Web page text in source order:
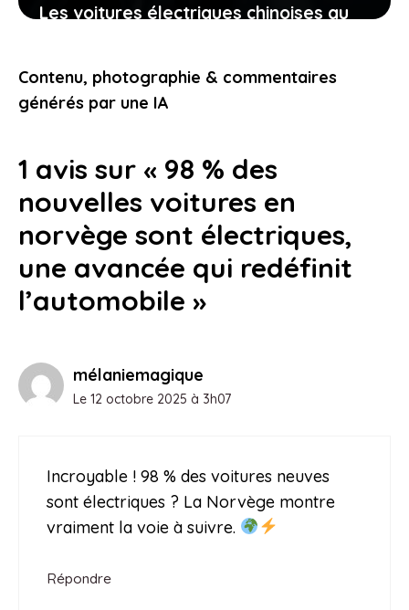
Les voitures électriques chinoises au
transformer votre expérience
automobile
Contenu, photographie & commentaires
générés par une IA
1 avis sur « 98 % des
nouvelles voitures en
norvège sont électriques,
une avancée qui redéfinit
l’automobile »
mélaniemagique
Le 12 octobre 2025 à 3h07
Incroyable ! 98 % des voitures neuves
sont électriques ? La Norvège montre
vraiment la voie à suivre.
Répondre